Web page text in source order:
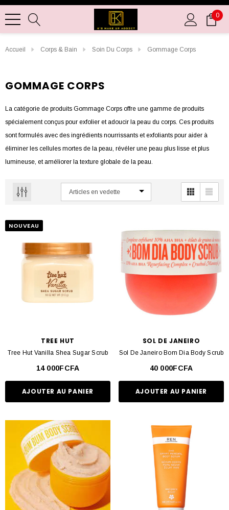
0
Accueil Corps & Bain Soin Du Corps Gommage Corps
GOMMAGE CORPS
La catégorie de produits Gommage Corps offre une gamme de produits
spécialement conçus pour exfolier et adoucir la peau du corps. Ces produits
sont formulés avec des ingrédients nourrissants et exfoliants pour aider à
éliminer les cellules mortes de la peau, révéler une peau plus lisse et plus
lumineuse, et améliorer la texture globale de la peau.
Que vous recherchiez un exfoliant doux pour les zones sensibles comme les
pieds et les coudes ou un gommage plus intense pour traiter les
trouverez une variété d'options dans cette catégorie. Les produits de
Gommage Corps peuvent aider à hydrater, lisser et raffermir la peau, laissant
une sensation de fraîcheur et un éclat naturel.
Des marques renommées telles que BeautyPro, First Aid Beauty, Ren Clean
Skincare, Sol de Janeiro et Frank Body proposent des Gommages Corps de
haute qualité pour répondre aux besoins de tous les types de peau. Que vous
pour bénéficier des bienfaits de l'exfoliation régulière et de la revitalisation de
la peau. Offrez-vous une peau douce, soyeuse et éclatante en découvrant
NOUVEAU
TREE HUT
Tree Hut Vanilla Shea Sugar Scrub
14 000FCFA
AJOUTER AU PANIER
SOL DE JANEIRO
Sol De Janeiro Bom Dia Body Scrub
40 000FCFA
AJOUTER AU PANIER